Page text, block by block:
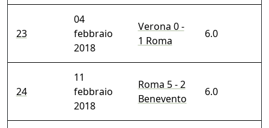
23
04
febbraio
2018
Verona 0 -
1 Roma
6.0
24
11
febbraio
2018
Roma 5 - 2
Benevento
6.0